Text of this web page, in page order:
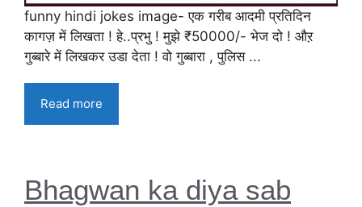
funny hindi jokes image- एक गरीब आदमी प्रतिदिन
कागज़ में लिखता ! हे..प्रभु ! मुझे ₹50000/- भेज दो ! औऱ
गुब्बारे में लिखकर उडा देता ! वो गुब्बारा , पुलिस ...
Read more
Bhagwan ka diya sab